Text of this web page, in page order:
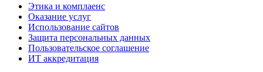
Этика и комплаенс
Оказание услуг
Использование сайтов
Защита персональных данных
Пользовательское соглашение
ИТ аккредитация